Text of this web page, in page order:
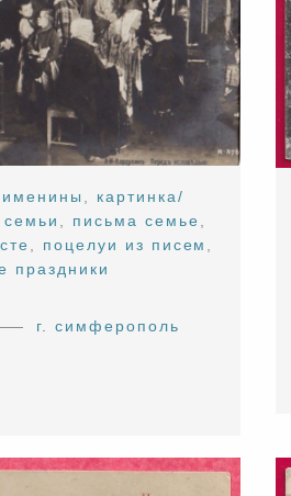
именины
картинка/
письма семье
поцелуи из писем
праздники
г. симферополь